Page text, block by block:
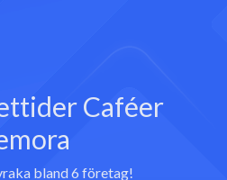
Caféer
bland 6 företag!